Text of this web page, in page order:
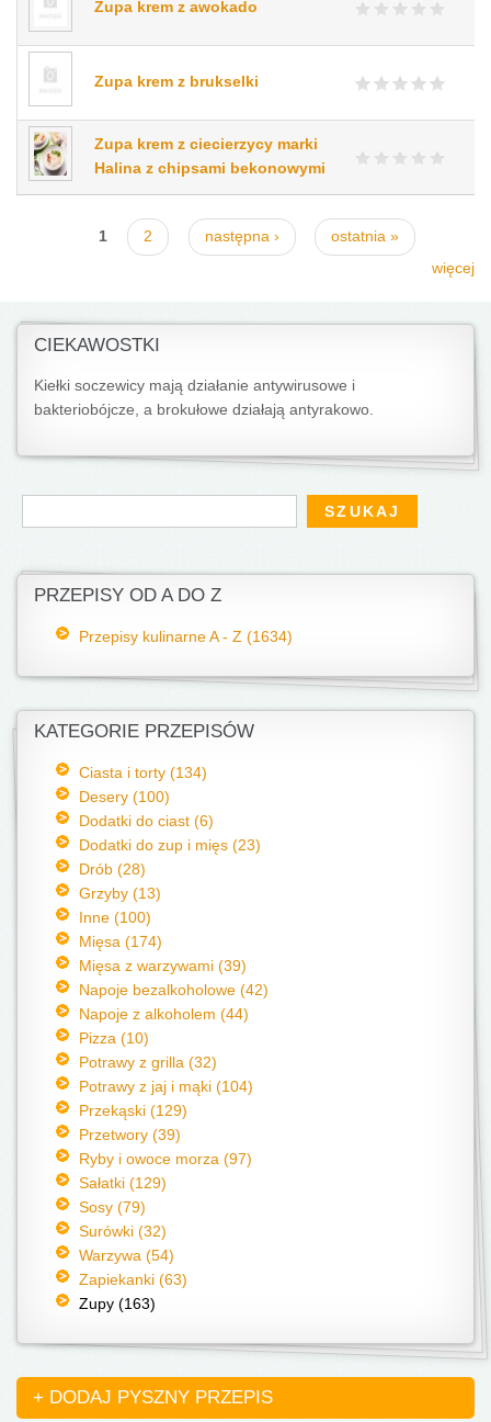
Zupa krem z awokado
Zupa krem z brukselki
Zupa krem z ciecierzycy marki
Halina z chipsami bekonowymi
1 2 następna › ostatnia »
więcej
CIEKAWOSTKI
Kiełki soczewicy mają działanie antywirusowe i
bakteriobójcze, a brokułowe działają antyrakowo.
Formularz wyszukiwania
Szukaj
PRZEPISY OD A DO Z
Przepisy kulinarne A - Z (1634)
KATEGORIE PRZEPISÓW
Ciasta i torty (134)
Desery (100)
Dodatki do ciast (6)
Dodatki do zup i mięs (23)
Drób (28)
Grzyby (13)
Inne (100)
Mięsa (174)
Mięsa z warzywami (39)
Napoje bezalkoholowe (42)
Napoje z alkoholem (44)
Pizza (10)
Potrawy z grilla (32)
Potrawy z jaj i mąki (104)
Przekąski (129)
Przetwory (39)
Ryby i owoce morza (97)
Sałatki (129)
Sosy (79)
Surówki (32)
Warzywa (54)
Zapiekanki (63)
Zupy (163)
+ DODAJ PYSZNY PRZEPIS